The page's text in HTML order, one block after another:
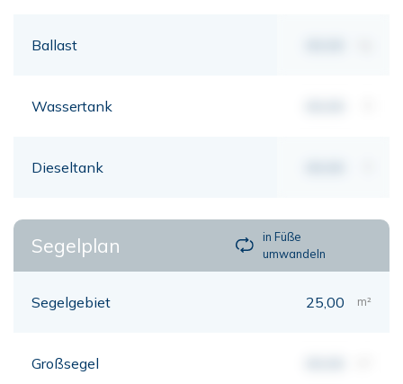
Ballast
Wassertank
Dieseltank
Segelplan
in Füße
umwandeln
Segelgebiet 25,00 m²
Großsegel